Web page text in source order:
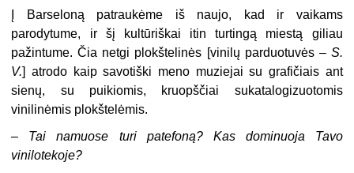
Į Barseloną patraukėme iš naujo, kad ir vaikams
parodytume, ir šį kultūriškai itin turtingą miestą giliau
pažintume. Čia netgi plokštelinės [vinilų parduotuvės – S.
V.] atrodo kaip savotiški meno muziejai su grafičiais ant
sienų, su puikiomis, kruopščiai sukatalogizuotomis
vinilinėmis plokštelėmis.
– Tai namuose turi patefoną? Kas dominuoja Tavo
vinilotekoje?